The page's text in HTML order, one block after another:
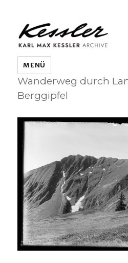
KARL MAX
MENÜ
Wanderweg durch
Berggipfel